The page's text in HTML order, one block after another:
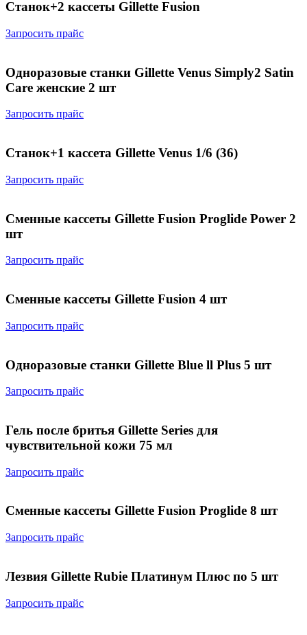
Станок+2 кассеты Gillette Fusion
Запросить прайс
Одноразовые станки Gillette Venus Simply2 Satin
Care женские 2 шт
Запросить прайс
Станок+1 кассета Gillette Venus 1/6 (36)
Запросить прайс
Сменные кассеты Gillette Fusion Proglide Power 2
шт
Запросить прайс
Сменные кассеты Gillette Fusion 4 шт
Запросить прайс
Одноразовые станки Gillette Blue ll Plus 5 шт
Запросить прайс
Гель после бритья Gillette Series для
чувствительной кожи 75 мл
Запросить прайс
Сменные кассеты Gillette Fusion Proglide 8 шт
Запросить прайс
Лезвия Gillette Rubie Платинум Плюс по 5 шт
Запросить прайс